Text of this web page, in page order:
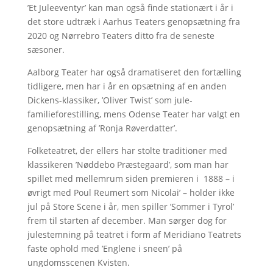
’Et Juleeventyr’ kan man også finde stationært i år i
det store udtræk i Aarhus Teaters genopsætning fra
2020 og Nørrebro Teaters ditto fra de seneste
sæsoner.
Aalborg Teater har også dramatiseret den fortælling
tidligere, men har i år en opsætning af en anden
Dickens-klassiker, ’Oliver Twist’ som jule-
familieforestilling, mens Odense Teater har valgt en
genopsætning af ’Ronja Røverdatter’.
Folketeatret, der ellers har stolte traditioner med
klassikeren ’Nøddebo Præstegaard’, som man har
spillet med mellemrum siden premieren i 1888 – i
øvrigt med Poul Reumert som Nicolai’ – holder ikke
jul på Store Scene i år, men spiller ’Sommer i Tyrol’
frem til starten af december. Man sørger dog for
julestemning på teatret i form af Meridiano Teatrets
faste ophold med ’Englene i sneen’ på
ungdomsscenen Kvisten.